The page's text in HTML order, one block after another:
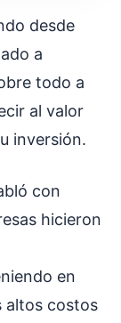
desde
a
todo a
al valor
inversión.
con
hicieron
en
altos costos